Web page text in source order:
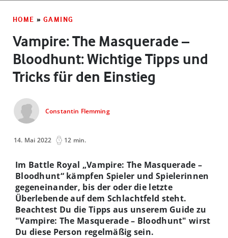
HOME » GAMING
Vampire: The Masquerade –
Bloodhunt: Wichtige Tipps und
Tricks für den Einstieg
Constantin Flemming
14. Mai 2022 12 min.
Im Battle Royal „Vampire: The Masquerade –
Bloodhunt“ kämpfen Spieler und Spielerinnen
gegeneinander, bis der oder die letzte
Überlebende auf dem Schlachtfeld steht.
Beachtest Du die Tipps aus unserem Guide zu
"Vampire: The Masquerade – Bloodhunt" wirst
Du diese Person regelmäßig sein.